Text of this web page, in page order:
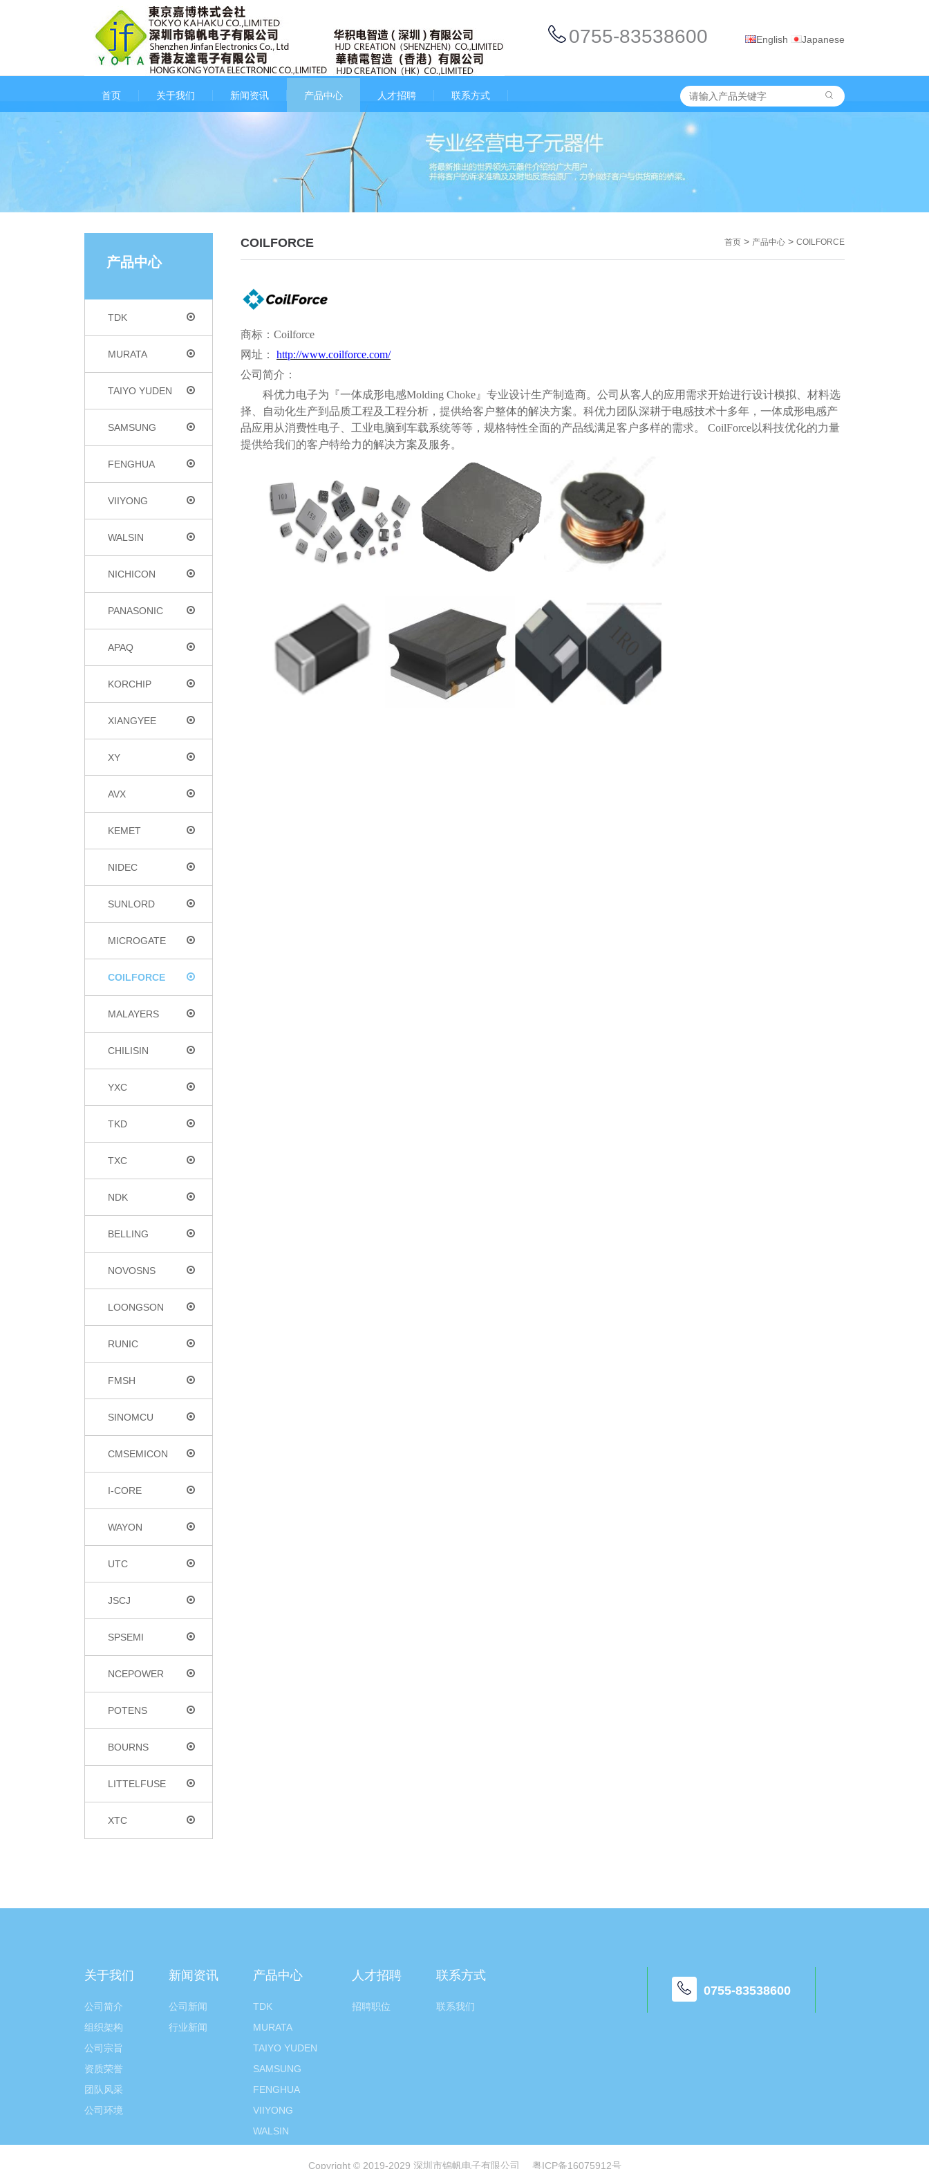
0755-83538600 English Japanese
首页 关于我们 新闻资讯 产品中心 人才招聘 联系方式
产品中心
TDK
MURATA
TAIYO YUDEN
SAMSUNG
FENGHUA
VIIYONG
WALSIN
NICHICON
PANASONIC
APAQ
KORCHIP
XIANGYEE
XY
AVX
KEMET
NIDEC
SUNLORD
MICROGATE
COILFORCE
MALAYERS
CHILISIN
YXC
TKD
TXC
NDK
BELLING
NOVOSNS
LOONGSON
RUNIC
FMSH
SINOMCU
CMSEMICON
I-CORE
WAYON
UTC
JSCJ
SPSEMI
NCEPOWER
POTENS
BOURNS
LITTELFUSE
XTC
COILFORCE 首页 > 产品中心 > COILFORCE
商标： Coilforce
网址：
http://www.coilforce.com/
公司简介：
科优力电子为『一体成形电感Molding Choke』专业设计生产制造商。公司从客人的应用需求开始进行设计模拟、材料选
择、自动化生产到品质工程及工程分析，提供给客户整体的解决方案。科优力团队深耕于电感技术十多年，一体成形电感产
品应用从消费性电子、工业电脑到车载系统等等，规格特性全面的产品线满足客户多样的需求。 CoilForce以科技优化的力量
提供给我们的客户特给力的解决方案及服务。
关于我们
公司简介
组织架构
公司宗旨
资质荣誉
团队风采
公司环境
新闻资讯
公司新闻
行业新闻
产品中心
TDK
MURATA
TAIYO YUDEN
SAMSUNG
FENGHUA
VIIYONG
WALSIN
人才招聘
招聘职位
联系方式
联系我们
0755-83538600
Copyright © 2019-2029 深圳市锦帆电子有限公司 粤ICP备16075912号